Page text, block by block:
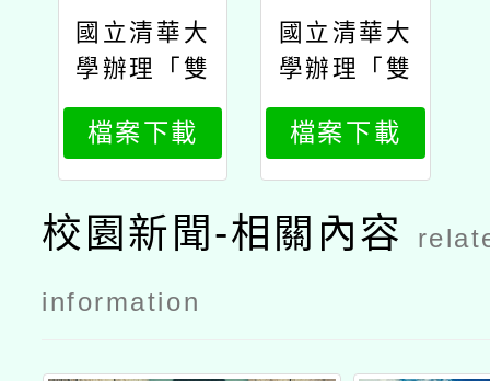
國立清華大
學辦理「雙
閱讀素養教
學領導工作
坊」公文
檔案下載
國立清華大
學辦理「雙
閱讀素養教
學領導工作
坊」議程
檔案下載
校園新聞-相關內容
information